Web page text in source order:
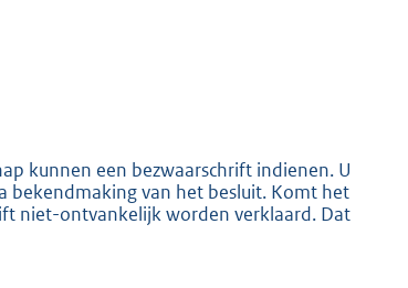
kunnen een bezwaarschrift indienen. U
bekendmaking van het besluit. Komt het
niet-ontvankelijk worden verklaard. Dat